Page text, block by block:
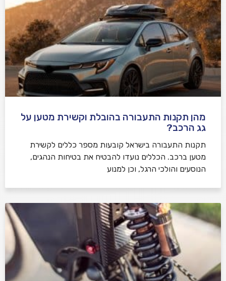
מהן תקנות התעבורה בהובלת וקשירת מטען על
גג הרכב?
תקנות התעבורה בישראל קובעות מספר כללים לקשירת
מטען ברכב. הכללים נועדו להבטיח את בטיחות הנהגים,
הנוסעים והולכי הרגל, וכן למנוע